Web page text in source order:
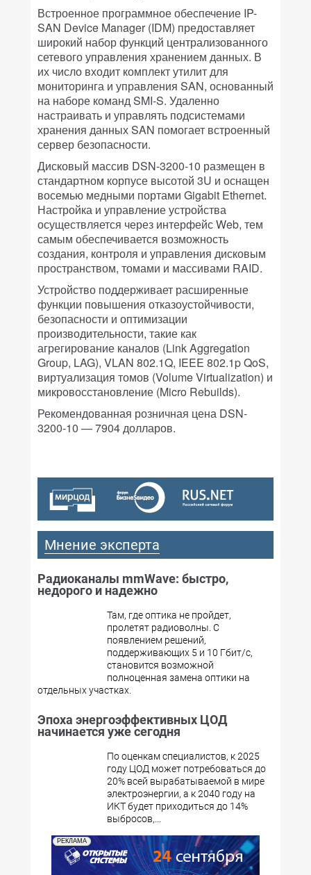
Встроенное программное обеспечение IP-
SAN Device Manager (IDM) предоставляет
широкий набор функций централизованного
сетевого управления хранением данных. В
их число входит комплект утилит для
мониторинга и управления SAN, основанный
на наборе команд SMI-S. Удаленно
настраивать и управлять подсистемами
хранения данных SAN помогает встроенный
сервер безопасности.
Дисковый массив DSN-3200-10 размещен в
стандартном корпусе высотой 3U и оснащен
восемью медными портами Gigabit Ethernet.
Настройка и управление устройства
осуществляется через интерфейс Web, тем
самым обеспечивается возможность
создания, контроля и управления дисковым
пространством, томами и массивами RAID.
Устройство поддерживает расширенные
функции повышения отказоустойчивости,
безопасности и оптимизации
производительности, такие как
агрегирование каналов (Link Aggregation
Group, LAG), VLAN 802.1Q, IEEE 802.1p QoS,
виртуализация томов (Volume Virtualization) и
микровосстановление (Micro Rebuilds).
Рекомендованная розничная цена DSN-
3200-10 — 7904 долларов.
Мнение эксперта
Радиоканалы mmWave: быстро,
недорого и надежно
Там, где оптика не пройдет,
пролетят радиоволны. С
появлением решений,
поддерживающих 5 и 10 Гбит/с,
становится возможной
полноценная замена оптики на
отдельных участках.
Эпоха энергоэффективных ЦОД
начинается уже сегодня
По оценкам специалистов, к 2025
году ЦОД может потребоваться до
20% всей вырабатываемой в мире
электроэнергии, а к 2040 году на
ИКТ будет приходиться до 14%
выбросов,...
РЕКЛАМА